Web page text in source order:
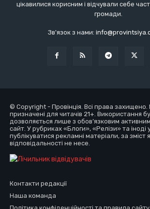
цікавилися корисним і відчували себе
громади.
Зв'язок з нами:
© Copyright - Провінція. Всі права захищено.
призначені для читачів 21+. Використання
дозволяється лише з обов’язковим
сайт. У рубриках «Блоги», «Релізи» та
публікуватися рекламні матеріали, за зміст
відповідальності не несе.
Контакти редакції
Наша команда